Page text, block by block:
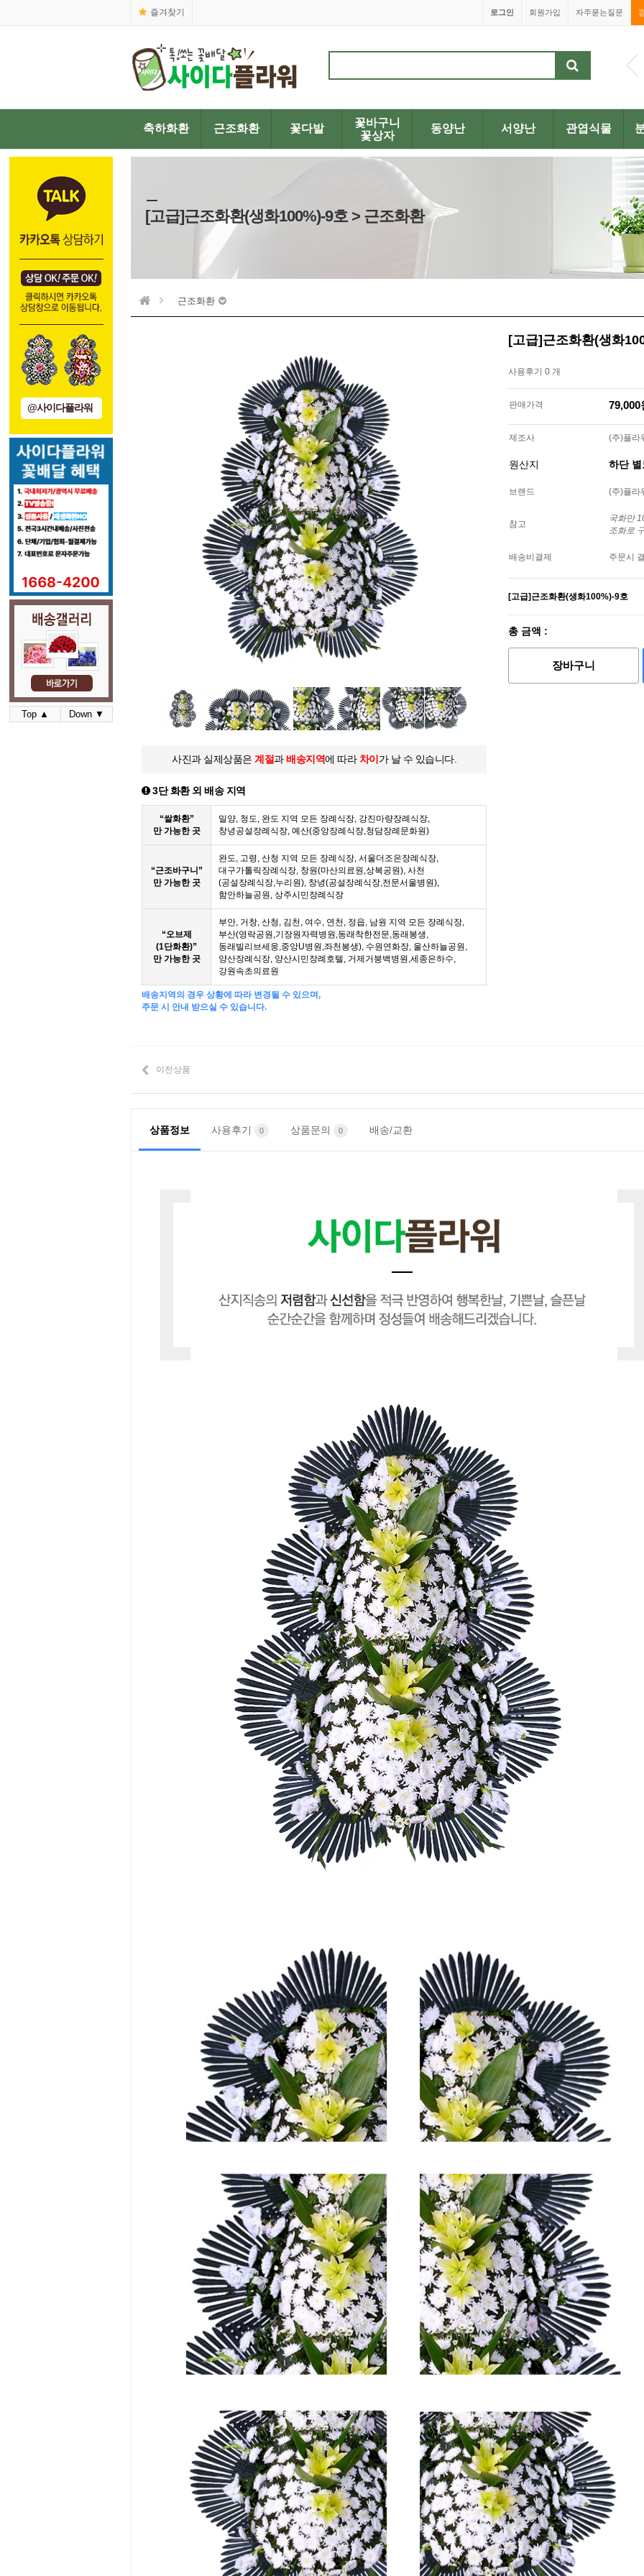
즐겨찾기 자주묻는질문
회원가입
로그인
1668-4200
축하화환 근조화환 꽃다발
꽃바구니
꽃상자
동양난 서양난 관엽식물
@사이다플라워
Top ▲ Down ▼
[고급]근조화환(생화100%)-9호 > 근조화환
근조화환
사진과 실제상품은 계절과배송지역에 따라 차이 가 날 수 있습니다.
3단 화환 외 배송 지역
“쌀화환”
만 가능한 곳
밀양, 청도, 완도 지역 모든 장례식장, 강진마량장례식장,
창녕공설장례식장, 예산(중앙장례식장,청담장례문화원)
“근조바구니”
만 가능한 곳
완도, 고령, 산청 지역 모든 장례식장, 서울더조은장례식장,
대구가톨릭장례식장, 창원(마산의료원,상복공원), 사천
(공설장례식장,누리원), 창녕(공설장례식장,전문서울병원),
함안하늘공원, 상주시민장례식장
“오브제
(1단화환)”
만 가능한 곳
부안, 거창, 산청, 김천, 여수, 연천, 정읍, 남원 지역 모든 장례식장,
부산(영락공원,기장원자력병원,동래착한전문,동래봉생,
동래빌리브세웅,중앙U병원,좌천봉생), 수원연화장, 울산하늘공원,
양산장례식장, 양산시민장례호텔, 거제거붕백병원,세종은하수,
강원속초의료원
배송지역의 경우 상황에 따라 변경될 수 있으며,
주문 시 안내 받으실 수 있습니다.
[고급]근조화환(생화
사용후기 0 개
판매가격 79,000
제조사 (주)플라
원산지 하단
브랜드 (주)플라
참고
국화만
조화로
배송비결제 주문시
[고급]근조화환(생화100%)-9호
총 금액 :
장바구니
이전상품
상품정보 사용후기 0 상품문의 0 배송/교환